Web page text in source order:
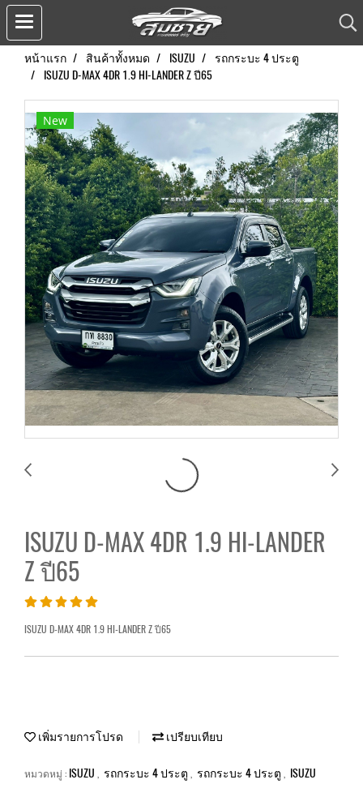
หน้าแรก สินค้าทั้งหมด ISUZU
รถกระบะ 4 ประตู
ISUZU D-MAX 4DR 1.9 HI-LANDER Z ปี65
New
ISUZU D-MAX 4DR 1.9 HI-LANDER
Z ปี65
ISUZU D-MAX 4DR 1.9 HI-LANDER Z ปี65
เพิ่มรายการโปรด เปรียบเทียบ
หมวดหมู่ : ISUZU รถกระบะ 4 ประตู รถกระบะ 4 ประตู ISUZU